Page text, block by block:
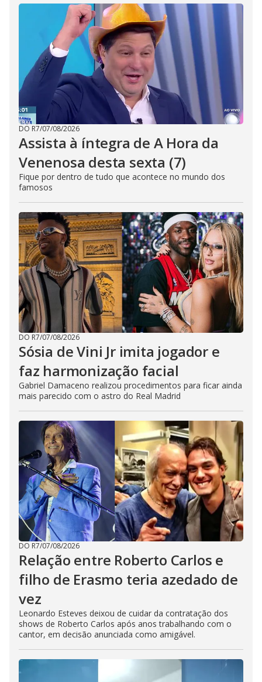
DO R7/07/08/2026
Assista à íntegra de A Hora da
Venenosa desta sexta (7)
Fique por dentro de tudo que acontece no mundo dos
famosos
DO R7/07/08/2026
Sósia de Vini Jr imita jogador e
faz harmonização facial
Gabriel Damaceno realizou procedimentos para ficar ainda
mais parecido com o astro do Real Madrid
DO R7/07/08/2026
Relação entre Roberto Carlos e
filho de Erasmo teria azedado de
vez
Leonardo Esteves deixou de cuidar da contratação dos
shows de Roberto Carlos após anos trabalhando com o
cantor, em decisão anunciada como amigável.